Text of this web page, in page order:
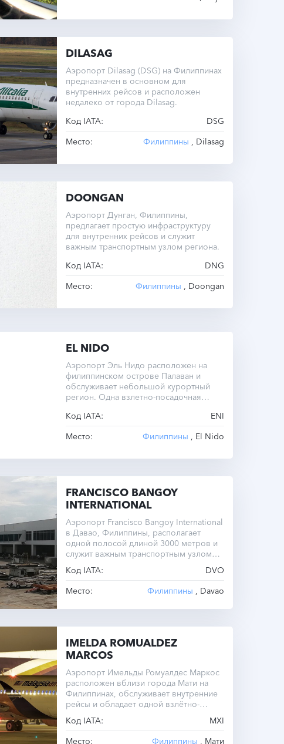
DILASAG
Аэропорт Dilasag (DSG) на Филиппинах
предназначен в основном для
внутренних рейсов и расположен
недалеко от города Dilasag.
Код IATA:
DSG
Место:
Филиппины , Dilasag
DOONGAN
Аэропорт Дунган, Филиппины,
предлагает простую инфраструктуру
для внутренних рейсов и служит
важным транспортным узлом региона.
Код IATA:
DNG
Место:
Филиппины , Doongan
EL NIDO
Аэропорт Эль Нидо расположен на
филиппинском острове Палаван и
обслуживает небольшой курортный
регион. Одна взлетно-посадочная
ограничивает возможности
Код IATA:
ENI
Место:
Филиппины , El Nido
FRANCISCO BANGOY
INTERNATIONAL
Аэропорт Francisco Bangoy International
в Давао, Филиппины, располагает
одной полосой длиной 3000 метров и
служит важным транспортным узлом
Код IATA:
DVO
Место:
Филиппины , Davao
IMELDA ROMUALDEZ
MARCOS
Аэропорт Имельды Ромуалдес Маркос
расположен вблизи города Мати на
Филиппинах, обслуживает внутренние
рейсы и обладает одной взлётно-
метров.
Код IATA:
MXI
Место:
Филиппины , Мати